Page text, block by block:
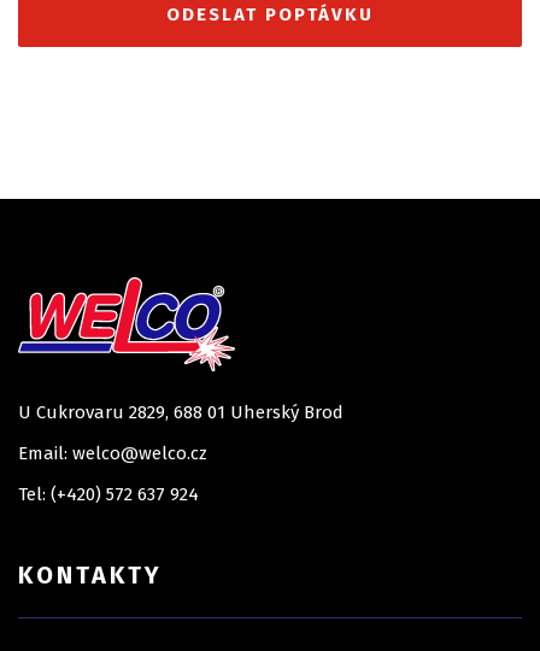
U Cukrovaru 2829, 688 01 Uherský Brod
Email: welco@welco.cz
Tel: (+420) 572 637 924
KONTAKTY